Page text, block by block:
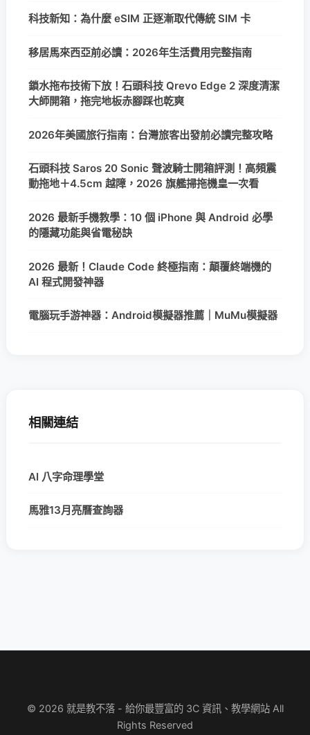
科技新知：為什麼 eSIM 正逐漸取代傳統 SIM 卡
移居馬來西亞前必讀：2026年生活費用完整指南
鎖水拖布技術下放！石頭科技 Qrevo Edge 2 深度清潔
大師開箱，拖完地板赤腳踩也乾爽
2026年美國旅行指南：台灣旅客出發前必讀完整攻略
石頭科技 Saros 20 Sonic 聲波騎士開箱評測！高頻震
動拖地＋4.5cm 越障，2026 旗艦掃拖機皇一次看
2026 最新手機教學：10 個 iPhone 與 Android 必學
的隱藏功能與省電秘訣
2026 最新！Claude Code 終極指南：顛覆終端機的
AI 程式開發神器
電腦玩手游神器：Android模擬器推薦｜MuMu模擬器
相關連結
AI 八字命理學堂
馬雅13月亮曆查詢器
© 2026 就是教不落 - 給你最豐富的 3C 資訊、教學網站 All
Rights Reserved